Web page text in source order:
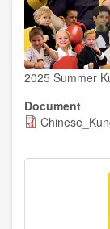
2025 Summer
Document